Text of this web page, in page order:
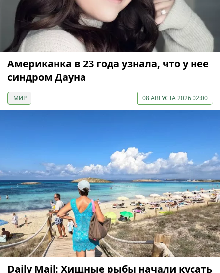
Американка в 23 года узнала, что у нее
синдром Дауна
МИР 08 АВГУСТА 2026 02:00
Daily Mail: Хищные рыбы начали кусать